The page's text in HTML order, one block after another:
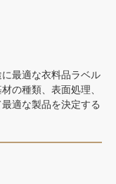
最適な衣料品ラベル
の種類、表面処理、
適な製品を決定する